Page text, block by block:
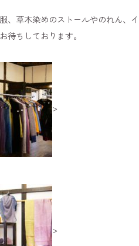
、草木染めのストールやのれん、イ
待ちしております。
>
>